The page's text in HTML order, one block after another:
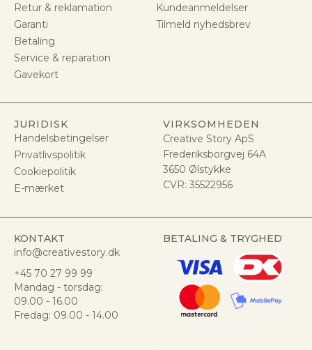
Retur & reklamation
Garanti
Betaling
Service & reparation
Gavekort
Kundeanmeldelser
Tilmeld nyhedsbrev
JURIDISK
Handelsbetingelser
Privatlivspolitik
Cookiepolitik
E-mærket
VIRKSOMHEDEN
Creative Story ApS
Frederiksborgvej 64A
3650 Ølstykke
CVR: 35522956
KONTAKT
info@creativestory.dk
+45 70 27 99 99
Mandag - torsdag:
09.00 - 16.00
Fredag: 09.00 - 14.00
BETALING & TRYGHED